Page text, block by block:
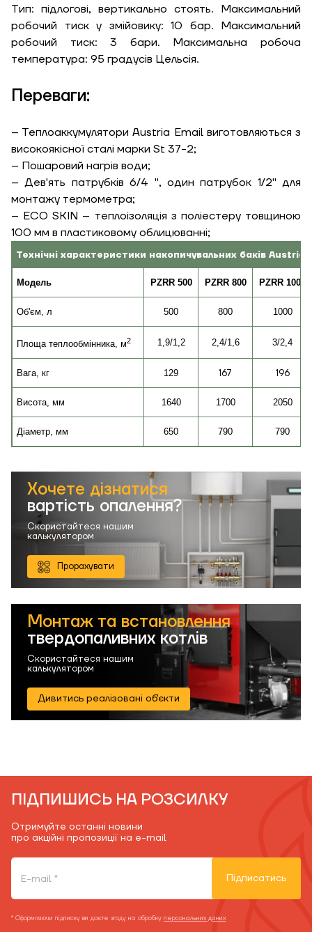
Тип: підлогові, вертикально стоять. Максимальний
робочий тиск у змійовику: 10 бар. Максимальний
робочий тиск: 3 бари. Максимальна робоча
температура: 95 градусів Цельсія.
Переваги:
– Теплоаккумулятори Austria Email виготовляються з
високоякісної сталі марки St 37-2;
– Пошаровий нагрів води;
– Дев'ять патрубків 6/4 ", один патрубок 1/2" для
монтажу термометра;
– ECO SKIN – теплоізоляція з поліестеру товщиною
100 мм в пластиковому облицюванні;
Технічні характеристики накопичувальних баків Austria
Модель PZRR 500 PZRR 800 PZRR 1000
Об'єм, л 500 800 1000
Площа теплообмінника, м2 1,9/1,2 2,4/1,6 3/2,4
Вага, кг 129 167 196
Висота, мм 1640 1700 2050
Діаметр, мм 650 790 790
Хочете дізнатися
вартість опалення?
Скористайтеся нашим
калькулятором
Прорахувати
Монтаж та встановлення
твердопаливних котлів
Скористайтеся нашим
калькулятором
Дивитись реалізовані об'єкти
ПІДПИШИСЬ НА РОЗСИЛКУ
Отримуйте останні новини
про акційні пропозиції на e-mail
Підписатись
* Оформляючи підписку ви даєте згоду на обробку персональних даних
Ширина, м
Довжина, м
Ступінь
кв
Необхідна
потужність, кВт
Надіслати